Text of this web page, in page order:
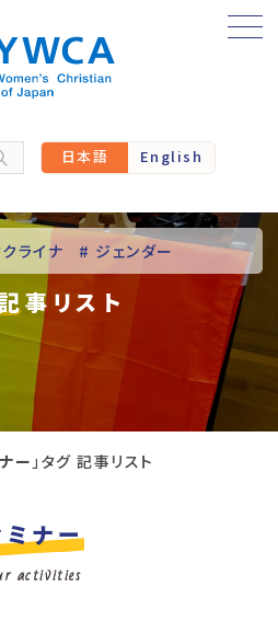
日本語 English
ライナ # ジェンダー
チャル訪問 # パレスチナ
権 # 国際協力
域YWCA
本大震災被災者支援
事リスト
ー 」タグ 記事リスト
ミナー
activities